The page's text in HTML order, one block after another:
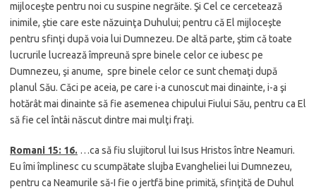
mijloceşte pentru noi cu suspine negrăite. Şi Cel ce cercetează
inimile, ştie care este năzuinţa Duhului; pentru că El mijloceşte
pentru sfinţi după voia lui Dumnezeu. De altă parte, ştim că toate
lucrurile lucrează împreună spre binele celor ce iubesc pe
Dumnezeu, şi anume, spre binele celor ce sunt chemaţi după
planul Său. Căci pe aceia, pe care i-a cunoscut mai dinainte, i-a şi
hotărât mai dinainte să fie asemenea chipului Fiului Său, pentru ca El
să fie cel întâi născut dintre mai mulţi fraţi.
Romani 15: 16. …ca să fiu slujitorul lui Isus Hristos între Neamuri.
Eu îmi împlinesc cu scumpătate slujba Evangheliei lui Dumnezeu,
pentru ca Neamurile să-I fie o jertfă bine primită, sfinţită de Duhul